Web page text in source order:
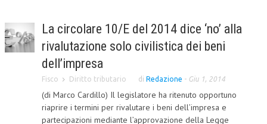
TRIBUTARIA
PENALE
ARCHIVIO EVENTI (FINO AL 2022)
La circolare 10/E del 2014 dice ‘no’ alla
rivalutazione solo civilistica dei beni
dell’impresa
Fisco Diritto tributario di Redazione - Giu 1, 2014
(di Marco Cardillo) Il legislatore ha ritenuto opportuno
riaprire i termini per rivalutare i beni dell’impresa e
partecipazioni mediante l’approvazione della Legge